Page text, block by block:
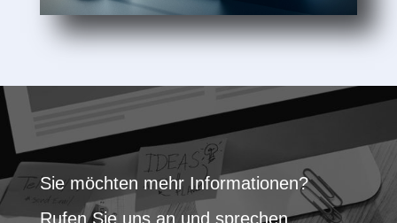
Sie möchten mehr Informationen?
Rufen Sie uns an und sprechen